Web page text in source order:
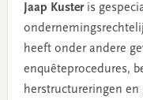
Jaap Kusteris
heeft onder andere
enquêteprocedures,
herstructureringen